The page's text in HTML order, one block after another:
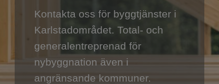
Kontakta oss för byggtjänster i
Karlstadområdet. Total- och
generalentreprenad för
nybyggnation även i
angränsande kommuner.